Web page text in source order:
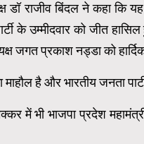
डॉ राजीव बिंदल ने कहा कि
के उम्मीदवार को जीत
जगत प्रकाश नड्डा को
है और भारतीय जनता
में भी भाजपा प्रदेश